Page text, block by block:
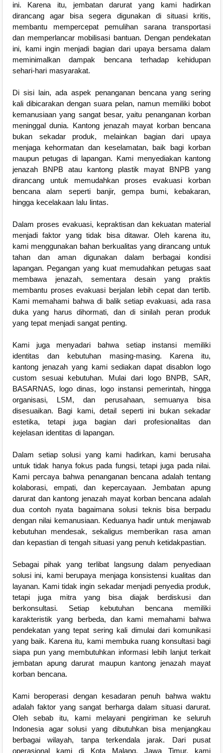
ini. Karena itu, jembatan darurat yang kami hadirkan
dirancang agar bisa segera digunakan di situasi kritis,
membantu mempercepat pemulihan sarana transportasi
dan memperlancar mobilisasi bantuan. Dengan pendekatan
ini, kami ingin menjadi bagian dari upaya bersama dalam
meminimalkan dampak bencana terhadap kehidupan
sehari-hari masyarakat.
Di sisi lain, ada aspek penanganan bencana yang sering
kali dibicarakan dengan suara pelan, namun memiliki bobot
kemanusiaan yang sangat besar, yaitu penanganan korban
meninggal dunia. Kantong jenazah mayat korban bencana
bukan sekadar produk, melainkan bagian dari upaya
menjaga kehormatan dan keselamatan, baik bagi korban
maupun petugas di lapangan. Kami menyediakan kantong
jenazah BNPB atau kantong plastik mayat BNPB yang
dirancang untuk memudahkan proses evakuasi korban
bencana alam seperti banjir, gempa bumi, kebakaran,
hingga kecelakaan lalu lintas.
Dalam proses evakuasi, kepraktisan dan kekuatan material
menjadi faktor yang tidak bisa ditawar. Oleh karena itu,
kami menggunakan bahan berkualitas yang dirancang untuk
tahan dan aman digunakan dalam berbagai kondisi
lapangan. Pegangan yang kuat memudahkan petugas saat
membawa jenazah, sementara desain yang praktis
membantu proses evakuasi berjalan lebih cepat dan tertib.
Kami memahami bahwa di balik setiap evakuasi, ada rasa
duka yang harus dihormati, dan di sinilah peran produk
yang tepat menjadi sangat penting.
Kami juga menyadari bahwa setiap instansi memiliki
identitas dan kebutuhan masing-masing. Karena itu,
kantong jenazah yang kami sediakan dapat disablon logo
custom sesuai kebutuhan. Mulai dari logo BNPB, SAR,
BASARNAS, logo dinas, logo instansi pemerintah, hingga
organisasi, LSM, dan perusahaan, semuanya bisa
disesuaikan. Bagi kami, detail seperti ini bukan sekadar
estetika, tetapi juga bagian dari profesionalitas dan
kejelasan identitas di lapangan.
Dalam setiap solusi yang kami hadirkan, kami berusaha
untuk tidak hanya fokus pada fungsi, tetapi juga pada nilai.
Kami percaya bahwa penanganan bencana adalah tentang
kolaborasi, empati, dan kepercayaan. Jembatan apung
darurat dan kantong jenazah mayat korban bencana adalah
dua contoh nyata bagaimana solusi teknis bisa berpadu
dengan nilai kemanusiaan. Keduanya hadir untuk menjawab
kebutuhan mendesak, sekaligus memberikan rasa aman
dan kepastian di tengah situasi yang penuh ketidakpastian.
Sebagai pihak yang terlibat langsung dalam penyediaan
solusi ini, kami berupaya menjaga konsistensi kualitas dan
layanan. Kami tidak ingin sekadar menjadi penyedia produk,
tetapi juga mitra yang bisa diajak berdiskusi dan
berkonsultasi. Setiap kebutuhan bencana memiliki
karakteristik yang berbeda, dan kami memahami bahwa
pendekatan yang tepat sering kali dimulai dari komunikasi
yang baik. Karena itu, kami membuka ruang konsultasi bagi
siapa pun yang membutuhkan informasi lebih lanjut terkait
jembatan apung darurat maupun kantong jenazah mayat
korban bencana.
Kami beroperasi dengan kesadaran penuh bahwa waktu
adalah faktor yang sangat berharga dalam situasi darurat.
Oleh sebab itu, kami melayani pengiriman ke seluruh
Indonesia agar solusi yang dibutuhkan bisa menjangkau
berbagai wilayah, tanpa terkendala jarak. Dari pusat
operasional kami di Kota Malang, Jawa Timur, kami